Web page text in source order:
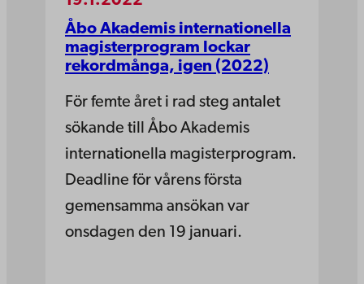
Åbo Akademis internationella
magisterprogram lockar
rekordmånga, igen (2022)
För femte året i rad steg antalet
sökande till Åbo Akademis
internationella magisterprogram.
Deadline för vårens första
gemensamma ansökan var
onsdagen den 19 januari.